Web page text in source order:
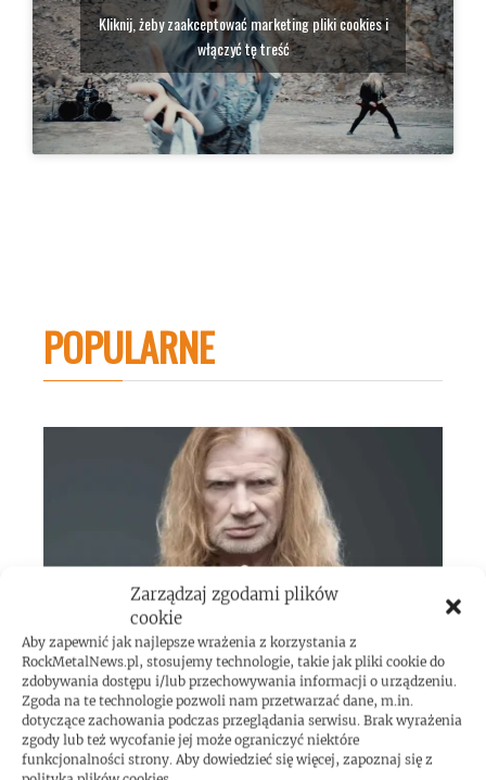
Zarządzaj zgodami plików
cookie
Aby zapewnić jak najlepsze wrażenia z korzystania z
RockMetalNews.pl, stosujemy technologie, takie jak pliki cookie do
zdobywania dostępu i/lub przechowywania informacji o urządzeniu.
Zgoda na te technologie pozwoli nam przetwarzać dane, m.in.
dotyczące zachowania podczas przeglądania serwisu. Brak wyrażenia
zgody lub też wycofanie jej może ograniczyć niektóre
funkcjonalności strony. Aby dowiedzieć się więcej, zapoznaj się z
Kliknij, żeby zaakceptować marketing pliki cookies i
włączyć tę treść
POPULARNE
Dave Mustaine o swoich ulubionych
gitarzystach
4 lipca 2026